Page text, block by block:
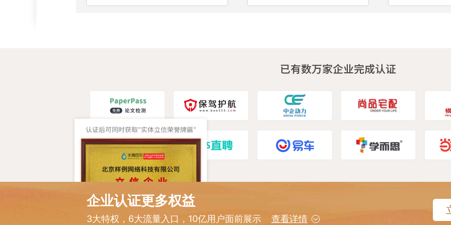
企业认证更多权益
3大特权，6大流量入口，10亿用户面前展示 查看详情